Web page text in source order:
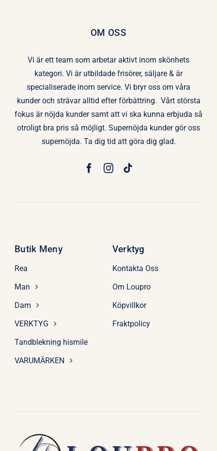
OM OSS
Vi är ett team som arbetar aktivt inom skönhets
kategori. Vi är utbildade frisörer, säljare & är
specialiserade inom service. Vi bryr oss om våra
kunder och strävar alltid efter förbättring. Vårt största
fokus är nöjda kunder samt att vi ska kunna erbjuda så
otroligt bra pris så möjligt. Supernöjda kunder gör oss
supernöjda. Ta dig tid att göra dig glad.
Butik Meny
Rea
Man
Dam
VERKTYG
Tandblekning hismile
VARUMÄRKEN
Verktyg
Kontakta Oss
Om Loupro
Köpvillkor
Fraktpolicy